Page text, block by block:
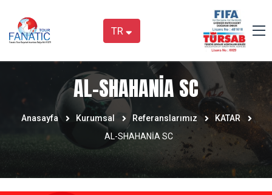
TR
AL-SHAHANİA SC
Anasayfa Kurumsal Referanslarımız
KATAR
AL-SHAHANİA SC